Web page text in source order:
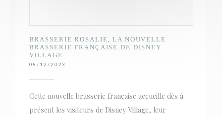
BRASSERIE ROSALIE, LA NOUVELLE
BRASSERIE FRANÇAISE DE DISNEY
VILLAGE
08/12/2023
Cette nouvelle brasserie française accueille dès à
présent les visiteurs de Disney Village, leur